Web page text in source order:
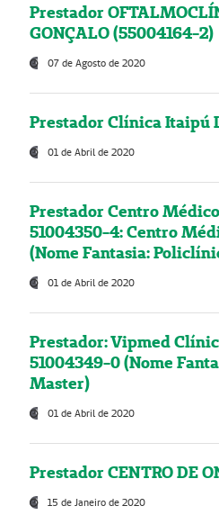
Prestador
GONÇALO (55004164-2)
07 de Agosto de 2020
Prestador Clínica Itaipú
01 de Abril de 2020
Prestador Centro
51004350-4: Centro
(Nome Fantasia:
01 de Abril de 2020
Prestador: Vipmed
51004349-0 (Nome
Master)
01 de Abril de 2020
Prestador CENTRO DE
15 de Janeiro de 2020